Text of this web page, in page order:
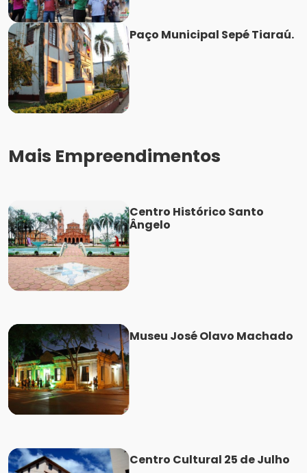
Paço Municipal Sepé Tiaraú.
Mais Empreendimentos
Centro Histórico Santo
Ângelo
Museu José Olavo Machado
Centro Cultural 25 de Julho